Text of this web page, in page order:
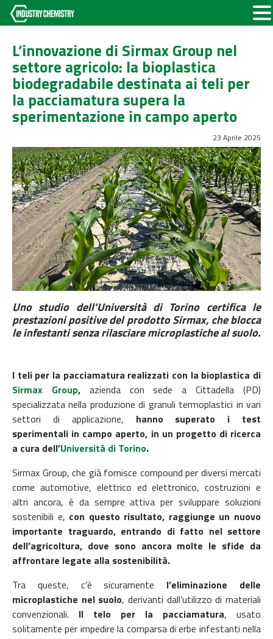
L’innovazione di Sirmax Group nel
settore agricolo: la bioplastica
biodegradabile destinata ai teli per
la pacciamatura supera la
sperimentazione in campo aperto
23 Aprile 2025
Uno studio dell’Università di Torino certifica le
prestazioni positive del prodotto Sirmax, che blocca
le infestanti senza rilasciare microplastiche al suolo.
I teli per la pacciamatura realizzati con la bioplastica di
Sirmax Group,azienda con sede a Cittadella (PD)
specializzata nella produzione di granuli termoplastici in vari
settori di applicazione, hanno superato i test
sperimentali in campo aperto, in un progetto di ricerca
a cura dell’Università di Torino.
Sirmax Group, che già fornisce compound per diversi mercati
come automotive, elettrico ed elettronico, costruzioni e
altri ancora, è da sempre attiva per sviluppare soluzioni
sostenibili e, con questo risultato, raggiunge un nuovo
importante traguardo, entrando di fatto nel settore
dell’agricoltura, dove sono ancora molte le sfide da
affrontare legate alla sostenibilità.
Tra queste, c’è sicuramente l’eliminazione delle
microplastiche nel suolo, derivanti dall’utilizzo di materiali
convenzionali. Il telo per la pacciamatura, usato
solitamente per impedire la comparsa di erbe infestanti nella